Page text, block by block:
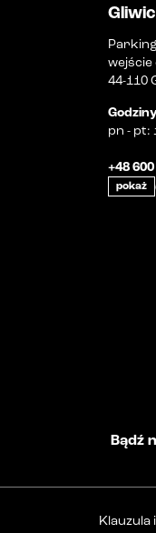
wejście
44-110
pn - pt:
+48
pokaż
Bądź
Klauzula